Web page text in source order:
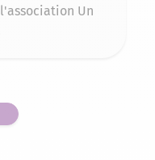
Un
3
sur 3
3 sur 3